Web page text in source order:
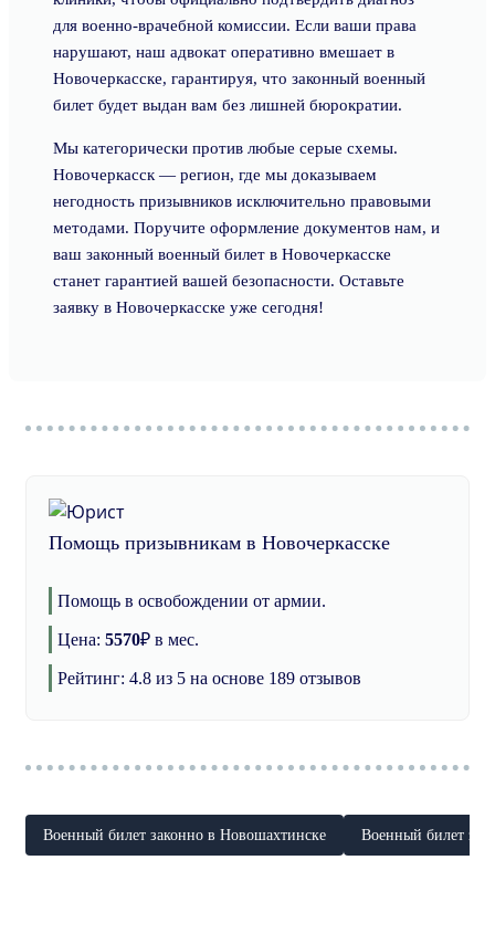
для военно-врачебной комиссии. Если ваши права
нарушают, наш адвокат оперативно вмешает в
Новочеркасске, гарантируя, что законный военный
билет будет выдан вам без лишней бюрократии.
Мы категорически против любые серые схемы.
Новочеркасск — регион, где мы доказываем
негодность призывников исключительно правовыми
методами. Поручите оформление документов нам, и
ваш законный военный билет в Новочеркасске
станет гарантией вашей безопасности. Оставьте
заявку в Новочеркасске уже сегодня!
Помощь призывникам в Новочеркасске
Помощь в освобождении от армии.
Цена: 5570₽ в мес.
Рейтинг: 4.8 из 5 на основе 189 отзывов
Военный билет законно в Новошахтинске Военный билет